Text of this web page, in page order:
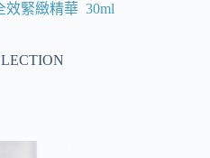
效緊緻精華 30ml